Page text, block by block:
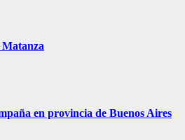
en provincia de Buenos Aires